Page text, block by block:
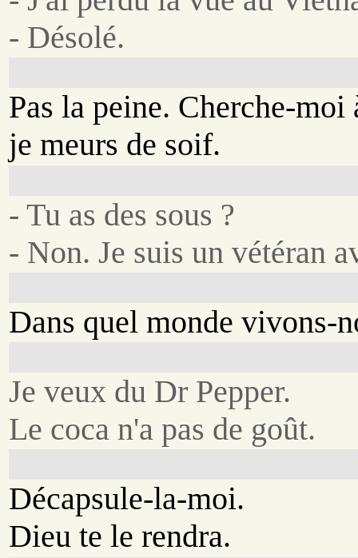
- Désolé.
Pas la peine. Cherche-moi
je meurs de soif.
- Tu as des sous ?
- Non. Je suis un vétéran
Dans quel monde vivons-
Je veux du Dr Pepper.
Le coca n'a pas de goût.
Décapsule-la-moi.
Dieu te le rendra.